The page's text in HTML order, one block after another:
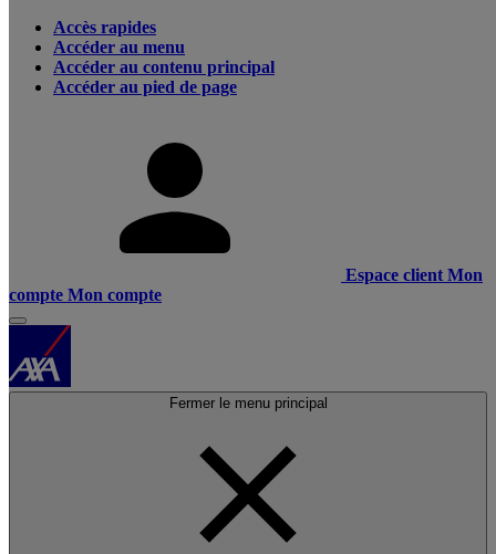
Accès rapides
Accéder au menu
Accéder au contenu principal
Accéder au pied de page
Espace client Mon
compte Mon compte
Fermer le menu principal